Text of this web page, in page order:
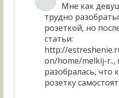
Мне как
трудно
розеткой, но
статьи:
http://
on/home/melkij-r..,
разобралась, что
розетку